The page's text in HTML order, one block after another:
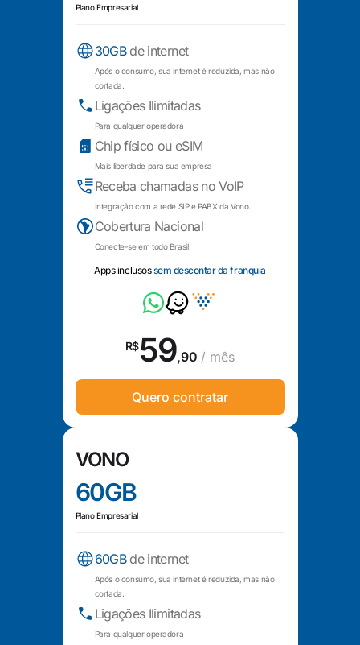
Plano Empresarial
30GBde internet
Após o consumo, sua internet é reduzida, mas não
cortada.
Ligações Ilimitadas
Para qualquer operadora
Chip físico ou eSIM
Mais liberdade para sua empresa
Receba chamadas no VoIP
Integração com a rede SIP e PABX da Vono.
Cobertura Nacional
Conecte-se em todo Brasil
Apps inclusossem descontar da franquia
R$59,90 / mês
Quero contratar
VONO
60GB
Plano Empresarial
60GBde internet
Após o consumo, sua internet é reduzida, mas não
cortada.
Ligações Ilimitadas
Para qualquer operadora